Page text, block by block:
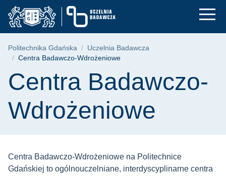
Przejdź
do
menu
Przejdź
do
wyszukiwarki
Przejdź
do
treści
Centra Badawczo-
Ścieżka nawigacyjna
Politechnika Gdańska
Uczelnia Badawcza
Centra Badawczo-Wdrożeniowe
Treść strony
Centra Badawczo-
Wdrożeniowe
Centra Badawczo-Wdrożeniowe na Politechnice
Gdańskiej to ogólnouczelniane, interdyscyplinarne centra